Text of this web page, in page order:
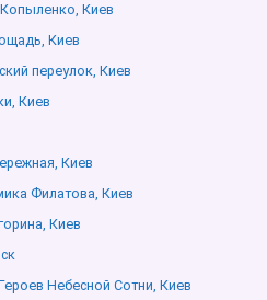
Киев
Киев
переулок, Киев
Киев
Киев
Филатова, Киев
Киев
Небесной Сотни, Киев